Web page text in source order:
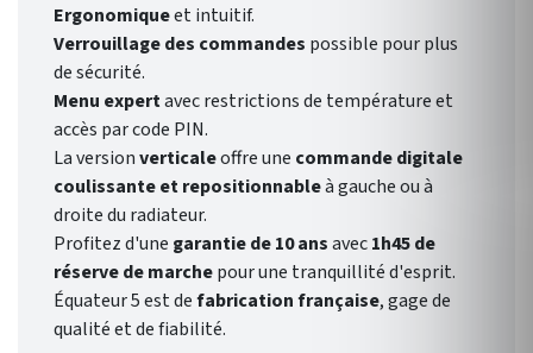
Ergonomiqueet intuitif.
Verrouillage des commandes possible pour plus
de sécurité.
Menu expertavec restrictions de température et
accès par code PIN.
La versionverticaleoffre une commande digitale
coulissante et repositionnableà gauche ou à
droite du radiateur.
Profitez d'une garantie de 10 ansavec1h45 de
réserve de marchepour une tranquillité d'esprit.
Équateur 5 est defabrication française, gage de
qualité et de fiabilité.